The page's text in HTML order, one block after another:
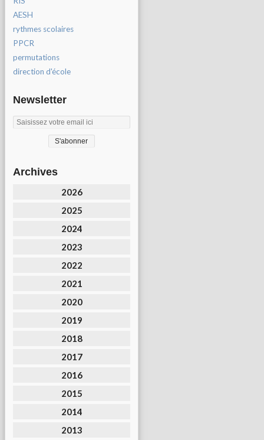
AESH
rythmes scolaires
PPCR
permutations
direction d'école
Newsletter
Archives
2026
2025
2024
2023
2022
2021
2020
2019
2018
2017
2016
2015
2014
2013